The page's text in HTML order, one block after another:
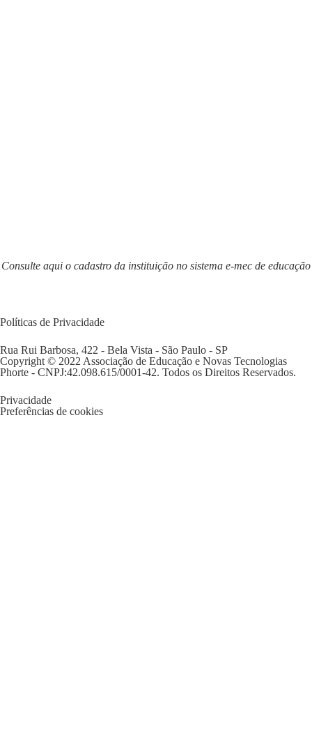
Consulte aqui o cadastro da instituição no sistema e-mec de educação
Políticas de Privacidade
Rua Rui Barbosa, 422 - Bela Vista - São Paulo - SP
Copyright © 2022 Associação de Educação e Novas Tecnologias
Phorte - CNPJ:42.098.615/0001-42. Todos os Direitos Reservados.
Privacidade
Preferências de cookies